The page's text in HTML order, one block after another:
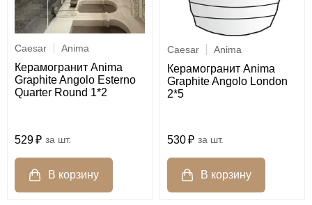
Caesar Anima
Керамогранит Anima
Graphite Angolo Esterno
Quarter Round 1*2
529 шт.
Caesar Anima
Керамогранит Anima
Graphite Angolo London
2*5
530 шт.